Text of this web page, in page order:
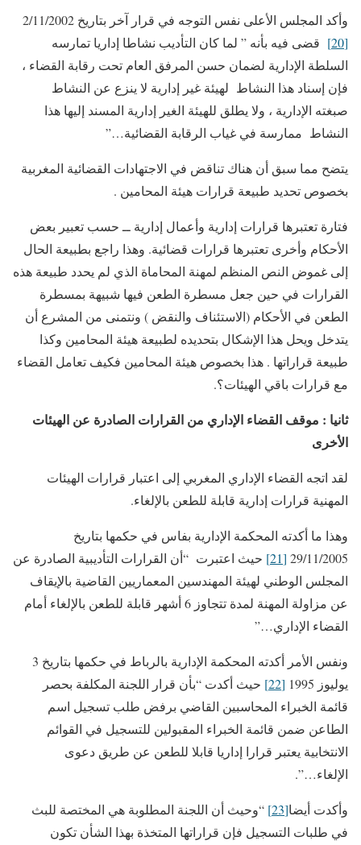
وأكد المجلس الأعلى نفس التوجه في قرار آخر بتاريخ 2/11/2002
[20]
قضى فيه بأنه ” لما كان التأديب نشاطا إداريا تمارسه
السلطة الإدارية لضمان حسن المرفق العام تحت رقابة القضاء ،
فإن إسناد هذا النشاط لهيئة غير إدارية لا ينزع عن النشاط
صبغته الإدارية ، ولا يطلق للهيئة الغير إدارية المسند إليها هذا
النشاط ممارسة في غياب الرقابة القضائية…”
يتضح مما سبق أن هناك تناقض في الاجتهادات القضائية المغربية
بخصوص تحديد طبيعة قرارات هيئة المحامين .
فتارة تعتبرها قرارات إدارية وأعمال إدارية ــ حسب تعبير بعض
الأحكام وأخرى تعتبرها قرارات قضائية. وهذا راجع بطبيعة الحال
إلى غموض النص المنظم لمهنة المحاماة الذي لم يحدد طبيعة هذه
القرارات في حين جعل مسطرة الطعن فيها شبيهة بمسطرة
الطعن في الأحكام (الاستئناف والنقض ) ونتمنى من المشرع أن
يتدخل ويحل هذا الإشكال بتحديده لطبيعة هيئة المحامين وكذا
طبيعة قراراتها . هذا بخصوص هيئة المحامين فكيف تعامل القضاء
مع قرارات باقي الهيئات؟.
ثانيا : موقف القضاء الإداري من القرارات الصادرة عن الهيئات
الأخرى
لقد اتجه القضاء الإداري المغربي إلى اعتبار قرارات الهيئات
المهنية قرارات إدارية قابلة للطعن بالإلغاء.
وهذا ما أكدته المحكمة الإدارية بفاس في حكمها بتاريخ
29/11/2005
[21]
حيث اعتبرت “أن القرارات التأديبية الصادرة عن
المجلس الوطني لهيئة المهندسين المعماريين القاضية بالإيقاف
عن مزاولة المهنة لمدة تتجاوز 6 أشهر قابلة للطعن بالإلغاء أمام
القضاء الإداري…”
ونفس الأمر أكدته المحكمة الإدارية بالرباط في حكمها بتاريخ 3
يوليوز 1995
[22]
حيث أكدت “بأن قرار اللجنة المكلفة بحصر
قائمة الخبراء المحاسبين القاضي برفض طلب تسجيل اسم
الطاعن ضمن قائمة الخبراء المقبولين للتسجيل في القوائم
الانتخابية يعتبر قرارا إداريا قابلا للطعن عن طريق دعوى
الإلغاء…”.
وأكدت أيضا[23]
“وحيث أن اللجنة المطلوبة هي المختصة للبث
في طلبات التسجيل فإن قراراتها المتخذة بهذا الشأن تكون